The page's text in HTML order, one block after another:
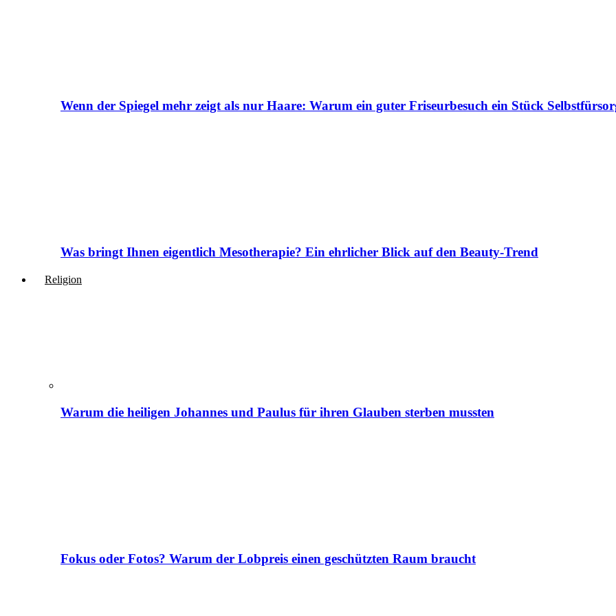
Wenn der Spiegel mehr zeigt als nur Haare: Warum ein guter Friseurbesuch ein Stück
Was bringt Ihnen eigentlich Mesotherapie? Ein ehrlicher Blick auf den Beauty-Trend
Religion
Warum die heiligen Johannes und Paulus für ihren Glauben sterben mussten
Fokus oder Fotos? Warum der Lobpreis einen geschützten Raum braucht